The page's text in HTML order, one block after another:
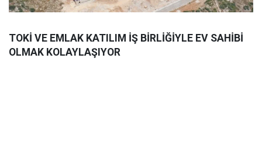
TOKİ VE EMLAK KATILIM İŞ BİRLİĞİYLE EV SAHİBİ
OLMAK KOLAYLAŞIYOR